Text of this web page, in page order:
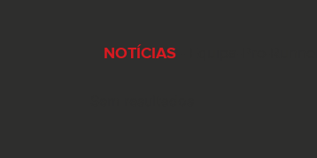
NOTÍCIAS